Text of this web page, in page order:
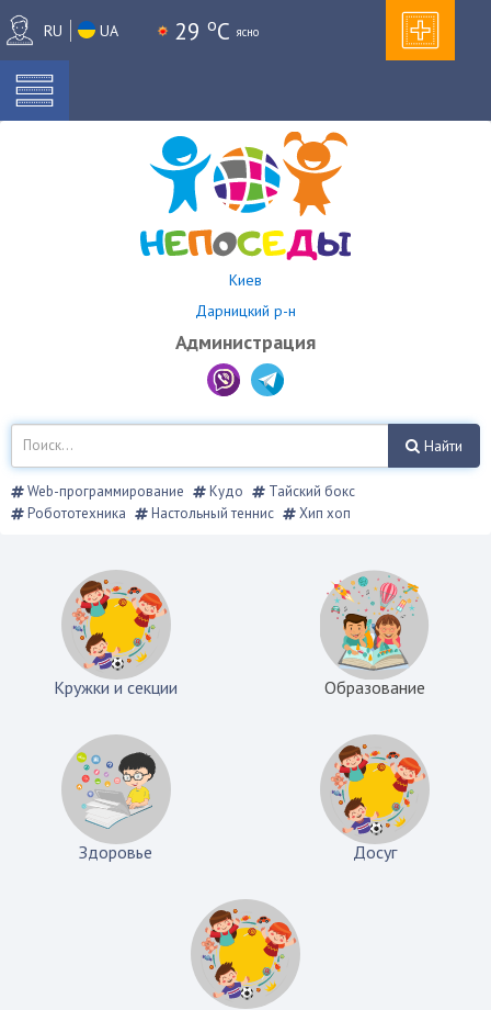
RU UA 29 oC ясно
Киев
Дарницкий р-н
Администрация
Найти
Web-программирование Кудо
Тайский бокс
Робототехника
Настольный теннис Хип хоп
Кружки и секции Образование
Здоровье Досуг